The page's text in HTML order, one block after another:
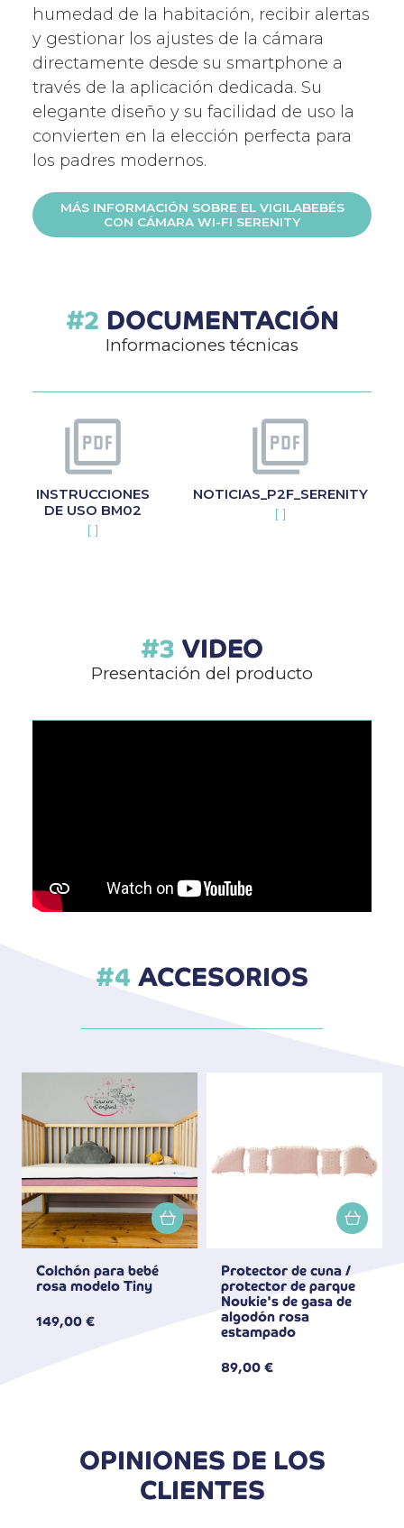
humedad de la habitación, recibir alertas
y gestionar los ajustes de la cámara
directamente desde su smartphone a
través de la aplicación dedicada. Su
elegante diseño y su facilidad de uso la
convierten en la elección perfecta para
los padres modernos.
MÁS INFORMACIÓN SOBRE EL VIGILABEBÉS
CON CÁMARA WI-FI SERENITY
DOCUMENTACIÓN
Informaciones técnicas
INSTRUCCIONES
DE USO BM02
[ ]
NOTICIAS_P2F_SERENITY
[ ]
VIDEO
Presentación del producto
ACCESORIOS
Colchón para bebé
rosa modelo Tiny
149,00 €
Protector de cuna /
protector de parque
Noukie's de gasa de
algodón rosa
estampado
89,00 €
OPINIONES DE LOS
CLIENTES